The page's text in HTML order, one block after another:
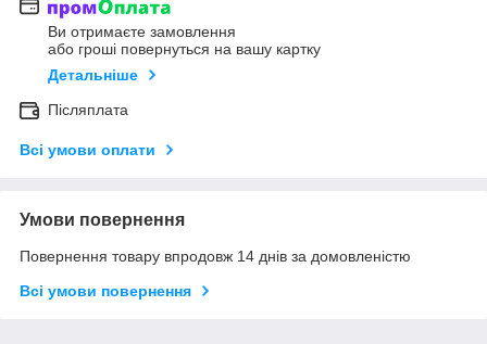
Ви отримаєте замовлення
або гроші повернуться на вашу картку
Детальніше
Післяплата
Всі умови оплати
Умови повернення
Повернення товару впродовж 14 днів за домовленістю
Всі умови повернення